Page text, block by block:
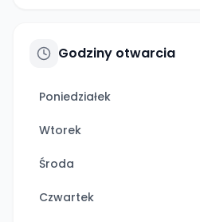
Godziny otwarcia
Poniedziałek
Wtorek
Środa
Czwartek